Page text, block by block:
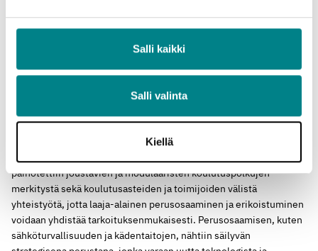
Salli kaikki
Salli valinta
Kiellä
Viimeinen Prässi-työpaja keskittyi ratkaisuihin, joilla sähköalan
koulutusta ja osaamista voidaan uudistaa vastaamaan
energiamurroksen pitkän aikavälin vaatimuksia. Työpajassa
painotettiin joustavien ja modulaaristen koulutuspolkujen
merkitystä sekä koulutusasteiden ja toimijoiden välistä
yhteistyötä, jotta laaja-alainen perusosaaminen ja erikoistuminen
voidaan yhdistää tarkoituksenmukaisesti. Perusosaamisen, kuten
sähköturvallisuuden ja kädentaitojen, nähtiin säilyvän